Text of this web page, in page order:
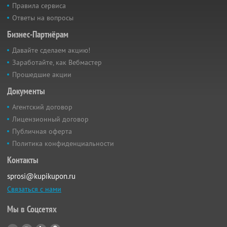
Правила сервиса
Ответы на вопросы
Бизнес-Партнёрам
Давайте сделаем акцию!
Заработайте, как Вебмастер
Прошедшие акции
Документы
Агентский договор
Лицензионный договор
Публичная оферта
Политика конфиденциальности
Контакты
sprosi@kupikupon.ru
Связаться с нами
Мы в Соцсетях